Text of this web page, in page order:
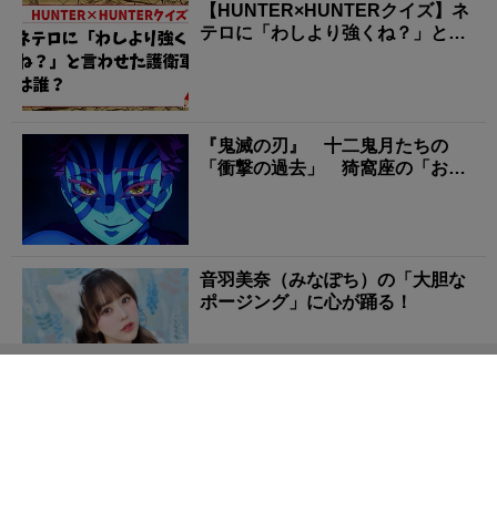
【HUNTER×HUNTERクイズ】ネ
テロに「わしより強くね？」と言
『鬼滅の刃』 十二鬼月たちの
「衝撃の過去」 猗窩座の「おし
音羽美奈（みなぽち）の「大胆な
ポージング」に心が踊る！